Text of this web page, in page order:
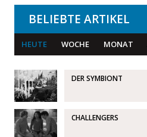
BELIEBTE ARTIKEL
HEUTE WOCHE MONAT
DER SYMBIONT
CHALLENGERS